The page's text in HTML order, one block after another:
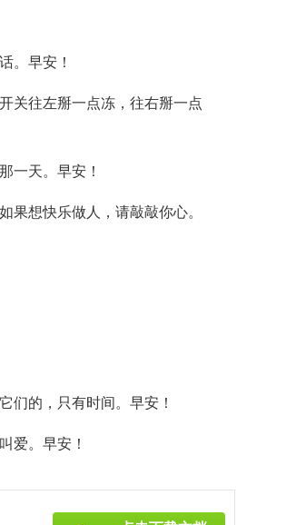
。早安！
关往左掰一点冻，往右掰一点
一天。早安！
果想快乐做人，请敲敲你心。
们的，只有时间。早安！
爱。早安！